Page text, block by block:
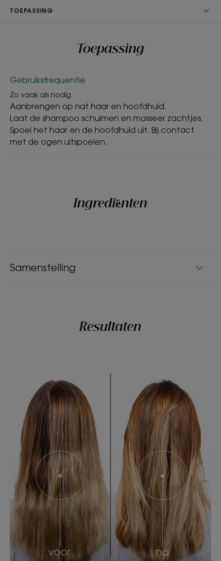
zonder gesulfateerde surfactanten reinigt en
- Verlicht: het fijne haar onthult een versterkt
volume van de wortel tot in de lengtes, met
langdurig en natuurlijk resultaat.
TEXTUUR MILIEU
Voordelen van de textuur
TOEPASSING
Toepassing
Gebruiksfrequentie
Zo vaak als nodig
Aanbrengen op nat haar en hoofdhuid.
Laat de shampoo schuimen en masseer zachtjes.
Spoel het haar en de hoofdhuid uit. Bij contact
met de ogen uitspoelen.
Ingrediënten
Samenstelling
Resultaten